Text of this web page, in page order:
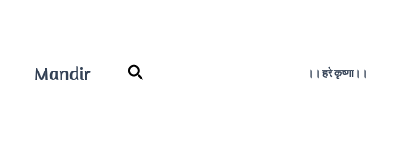
Mandir Search ।। हरे कृष्णा।।